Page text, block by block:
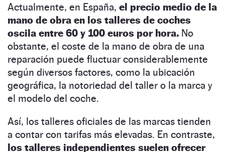
Actualmente, en España, el precio medio de la
mano de obra en los talleres de coches
oscila entre 60 y 100 euros por hora. No
obstante, el coste de la mano de obra de una
reparación puede fluctuar considerablemente
según diversos factores, como la ubicación
geográfica, la notoriedad del taller o la marca y
el modelo del coche.
Así, los talleres oficiales de las marcas tienden
a contar con tarifas más elevadas. En contraste,
los talleres independientes suelen ofrecer